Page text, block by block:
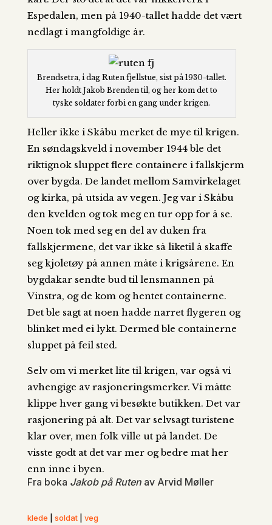
Espedalen, men på 1940-tallet hadde det vært
nedlagt i mangfoldige år.
Brendsetra, i dag Ruten fjellstue, sist på 1930-tallet.
Her holdt Jakob Brenden til, og her kom det to
tyske soldater forbi en gang under krigen.
Heller ikke i Skåbu merket de mye til krigen.
En søndagskveld i november 1944 ble det
riktignok sluppet flere containere i fallskjerm
over bygda. De landet mellom Samvirkelaget
og kirka, på utsida av vegen. Jeg var i Skåbu
den kvelden og tok meg en tur opp for å se.
Noen tok med seg en del av duken fra
fallskjermene, det var ikke så liketil å skaffe
seg kjoletøy på annen måte i krigsårene. En
bygdakar sendte bud til lensmannen på
Vinstra, og de kom og hentet containerne.
Det ble sagt at noen hadde narret flygeren og
blinket med ei lykt. Dermed ble containerne
sluppet på feil sted.
Selv om vi merket lite til krigen, var også vi
avhengige av rasjoneringsmerker. Vi måtte
klippe hver gang vi besøkte butikken. Det var
rasjonering på alt. Det var selvsagt turistene
klar over, men folk ville ut på landet. De
visste godt at det var mer og bedre mat her
enn inne i byen.
Fra boka Jakob på Rutenav Arvid Møller
klede soldat| veg